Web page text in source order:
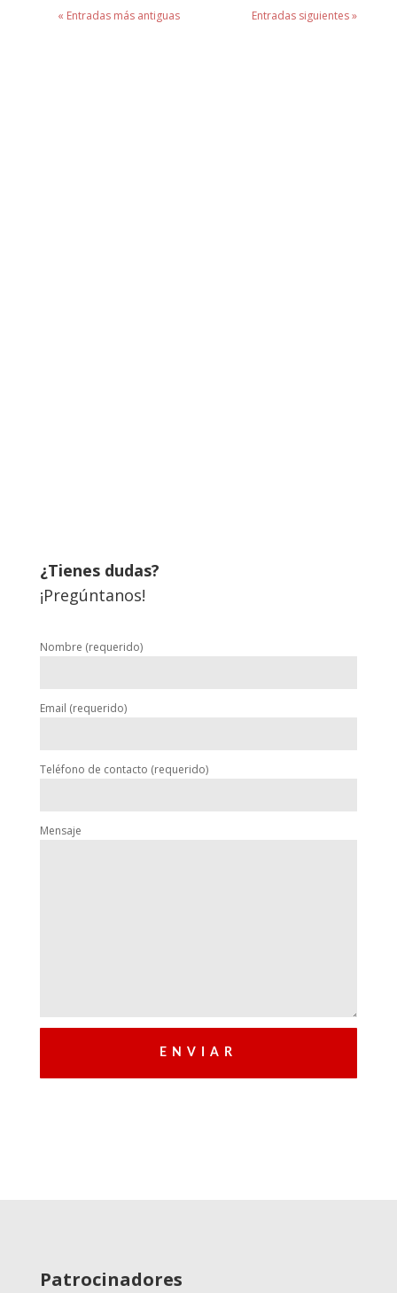
« Entradas más antiguas Entradas siguientes »
¿Tienes dudas?
¡Pregúntanos!
Nombre (requerido)
Email (requerido)
Teléfono de contacto (requerido)
Mensaje
Patrocinadores